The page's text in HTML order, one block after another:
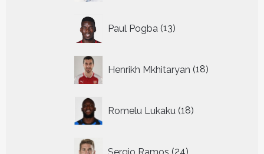
Paul Pogba 13
producten
Henrikh Mkhitaryan 18
producten
Romelu Lukaku 18
producten
Sergio Ramos 24